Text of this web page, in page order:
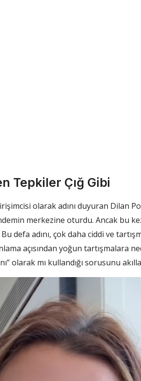
Tepkiler Çığ Gibi
olarak adını duyuran Dilan
merkezine oturdu. Ancak bu
defa adını, çok daha ciddi ve
açısından yoğun tartışmalara
olarak mı kullandığı sorusunu